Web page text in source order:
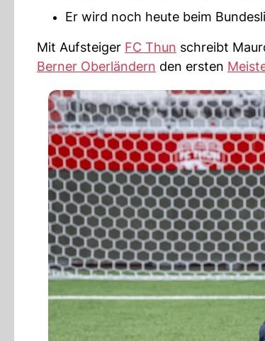
Er wird noch heute beim
Mit Aufsteiger FC Thun schreibt
Berner Oberländern den ersten